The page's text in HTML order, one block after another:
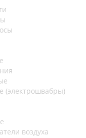
(электрошвабры)
воздуха